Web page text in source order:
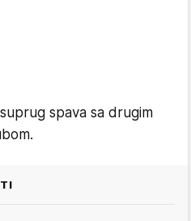
spava sa drugim